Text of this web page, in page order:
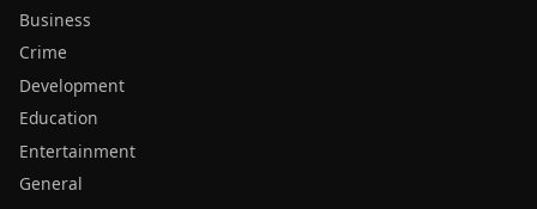
Business
Crime
Development
Education
Entertainment
General